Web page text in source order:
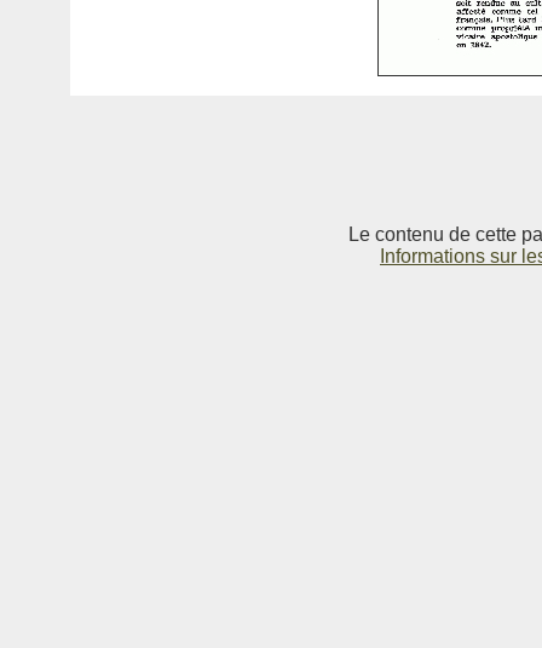
Le contenu de cette
Informations sur